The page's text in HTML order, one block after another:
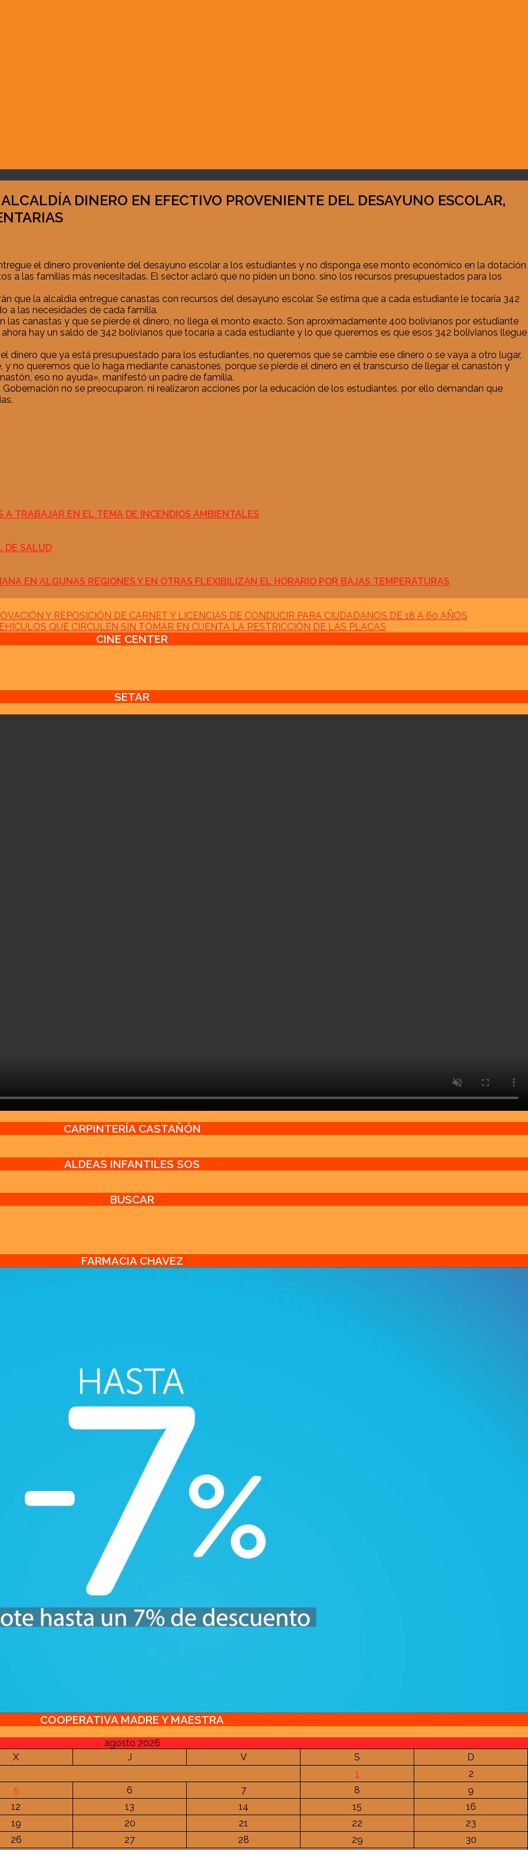
DINERO EN EFECTIVO PROVENIENTE DEL DESAYUNO ESCOLAR,
el dinero proveniente del desayuno escolar a los estudiantes y no disponga ese monto económico en la dotación
a las familias más necesitadas. El sector aclaró que no piden un bono, sino los recursos presupuestados para los
que la alcaldía entregue canastas con recursos del desayuno escolar. Se estima que a cada estudiante le tocaría 342
a las necesidades de cada familia.
las canastas y que se pierde el dinero, no llega el monto exacto. Son aproximadamente 400 bolivianos por estudiante
hay un saldo de 342 bolivianos que tocaría a cada estudiante y lo que queremos es que esos 342 bolivianos llegue
que ya está presupuestado para los estudiantes, no queremos que se cambie ese dinero o se vaya a otro lugar,
no queremos que lo haga mediante canastones, porque se pierde el dinero en el transcurso de llegar el canastón y
eso no ayuda», manifestó un padre de familia.
no se preocuparon, ni realizaron acciones por la educación de los estudiantes, por ello demandan que
TRABAJAR EN EL TEMA DE INCENDIOS AMBIENTALES
DE SALUD
EN ALGUNAS REGIONES Y EN OTRAS FLEXIBILIZAN EL HORARIO POR BAJAS TEMPERATURAS
Y REPOSICIÓN DE CARNET Y LICENCIAS DE CONDUCIR PARA CIUDADANOS DE 18 A 60 AÑOS
QUE CIRCULEN SIN TOMAR EN CUENTA LA RESTRICCIÓN DE LAS PLACAS
CINE CENTER
SETAR
CARPINTERÍA CASTAÑÓN
ALDEAS INFANTILES SOS
BUSCAR
FARMACIA CHAVEZ
COOPERATIVA MADRE Y MAESTRA
agosto 2026
X J V S
D
1
2
5 6 7 8
9
12 13 14 15
16
19 20 21 22
23
26 27 28 29 30